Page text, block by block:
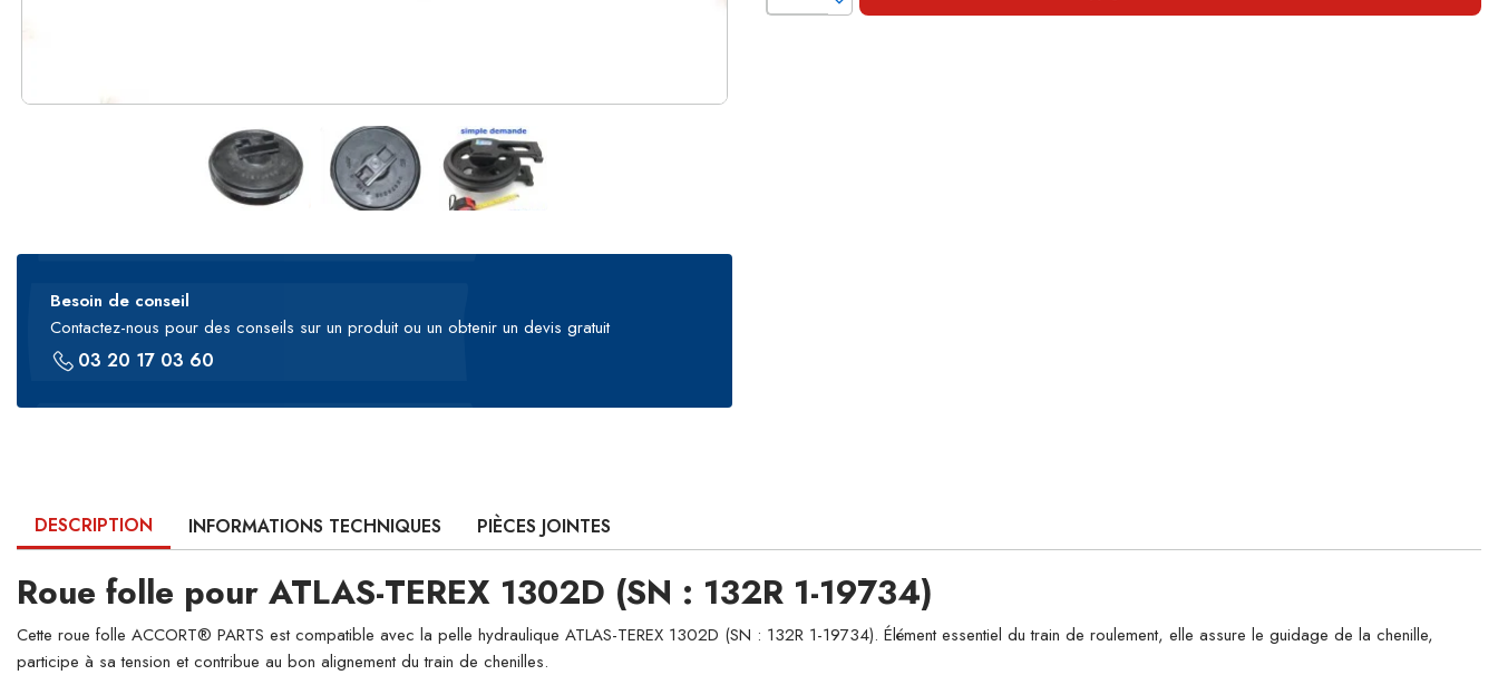
Besoin de conseil
Contactez-nous pour des conseils sur un produit ou un obtenir un devis gratuit
03 20 17 03 60
DESCRIPTION INFORMATIONS TECHNIQUES PIÈCES JOINTES
Roue folle pour ATLAS-TEREX 1302D (SN : 132R 1-19734)
Cette roue folle ACCORT® PARTS est compatible avec la pelle hydraulique ATLAS-TEREX 1302D (SN : 132R 1-19734). Élément essentiel du train de roulement, elle assure le guidage de la chenille,
participe à sa tension et contribue au bon alignement du train de chenilles.